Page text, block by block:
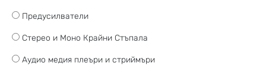
Предусилватели
Стерео и Моно Крайни Стъпала
Аудио медия плеъри и стриймъри